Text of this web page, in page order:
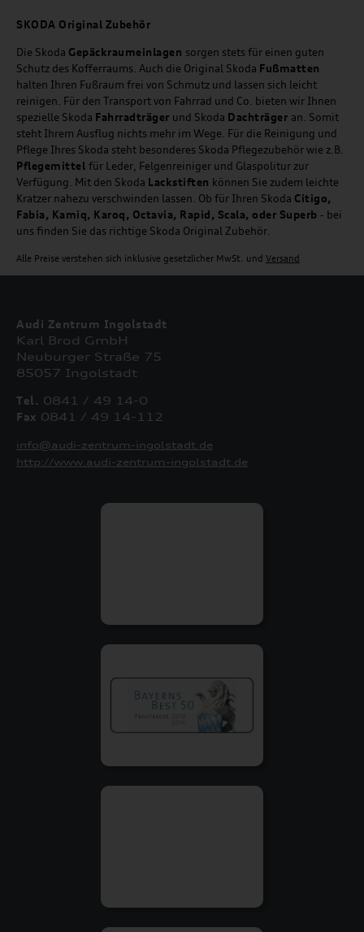
SKODA Original Zubehör
Die Skoda Gepäckraumeinlagen sorgen stets für einen guten
Schutz des Kofferraums. Auch die Original Skoda Fußmatten
halten Ihren Fußraum frei von Schmutz und lassen sich leicht
reinigen. Für den Transport von Fahrrad und Co. bieten wir Ihnen
spezielle Skoda Fahrradträger und Skoda Dachträger an. Somit
steht Ihrem Ausflug nichts mehr im Wege. Für die Reinigung und
Pflege Ihres Skoda steht besonderes Skoda Pflegezubehör wie z.B.
Pflegemittel für Leder, Felgenreiniger und Glaspolitur zur
Verfügung. Mit den Skoda Lackstiften können Sie zudem leichte
Kratzer nahezu verschwinden lassen. Ob für Ihren Skoda Citigo,
Fabia, Kamiq, Karoq, Octavia, Rapid, Scala, oder Superb - bei
uns finden Sie das richtige Skoda Original Zubehör.
Alle Preise verstehen sich inklusive gesetzlicher MwSt. und Versand
Audi Zentrum Ingolstadt
Karl Brod GmbH
Neuburger Straße 75
85057 Ingolstadt
Tel. 0841 / 49 14-0
Fax 0841 / 49 14-112
info@audi-zentrum-ingolstadt.de
http://www.audi-zentrum-ingolstadt.de